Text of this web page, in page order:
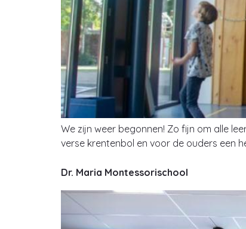
We zijn weer begonnen! Zo fijn om alle
verse krentenbol en voor de ouders een
Dr. Maria Montessorischool